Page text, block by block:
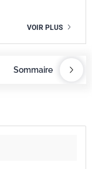
VOIR PLUS
Sommaire